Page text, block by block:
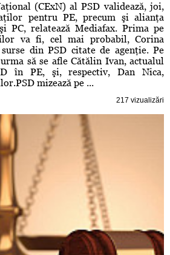
(CExN) al PSD validează, joi,
pentru PE, precum şi alianţa
PC, relatează Mediafax. Prima pe
va fi, cel mai probabil, Corina
din PSD citate de agenţie. Pe
să se afle Cătălin Ivan, actualul
în PE, şi, respectiv, Dan Nica,
mizează pe ...
217 vizualizări